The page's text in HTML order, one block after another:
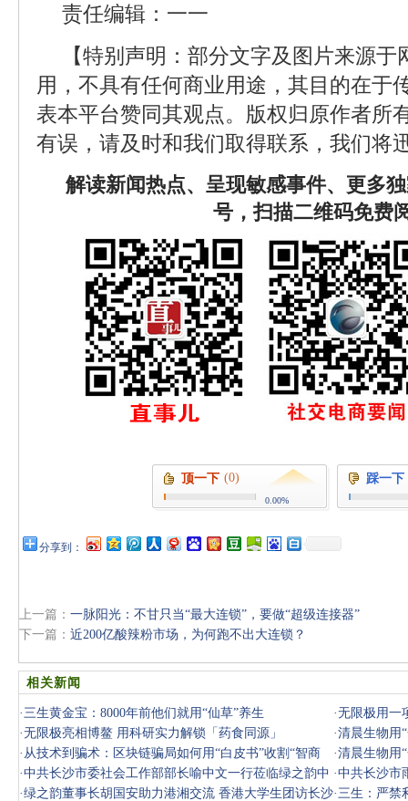
责任编辑：一一
【特别声明：部分文字及图片来源
用，不具有任何商业用途，其目的在于
表本平台赞同其观点。版权归原作者所
有误，请及时和我们取得联系，我们将
解读新闻热点、呈现敏感事件、更多
号，扫描二维码免费
顶一下 (0)
0.00%
踩一下
分享到：
上一篇： 一脉阳光：不甘只当“最大连锁”，要做“超级连接器”
下一篇： 近200亿酸辣粉市场，为何跑不出大连锁？
相关新闻
·三生黄金宝：8000年前他们就用“仙草”养生 ·无限极用一
·无限极亮相博鳌 用科研实力解锁「药食同源」 ·清晨生物用
· 从技术到骗术：区块链骗局如何用“白皮书”收割“智商
税”
·清晨生物用
·中共长沙市委社会工作部部长喻中文一行莅临绿之韵中
心调研党
·中共长沙市
·绿之韵董事长胡国安助力港湘交流 香港大学生团访长沙·三生：严禁